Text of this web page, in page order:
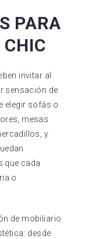
PARA
invitar al
sensación de
elegir sofás o
mesas
y
que cada
o
de mobiliario
desde